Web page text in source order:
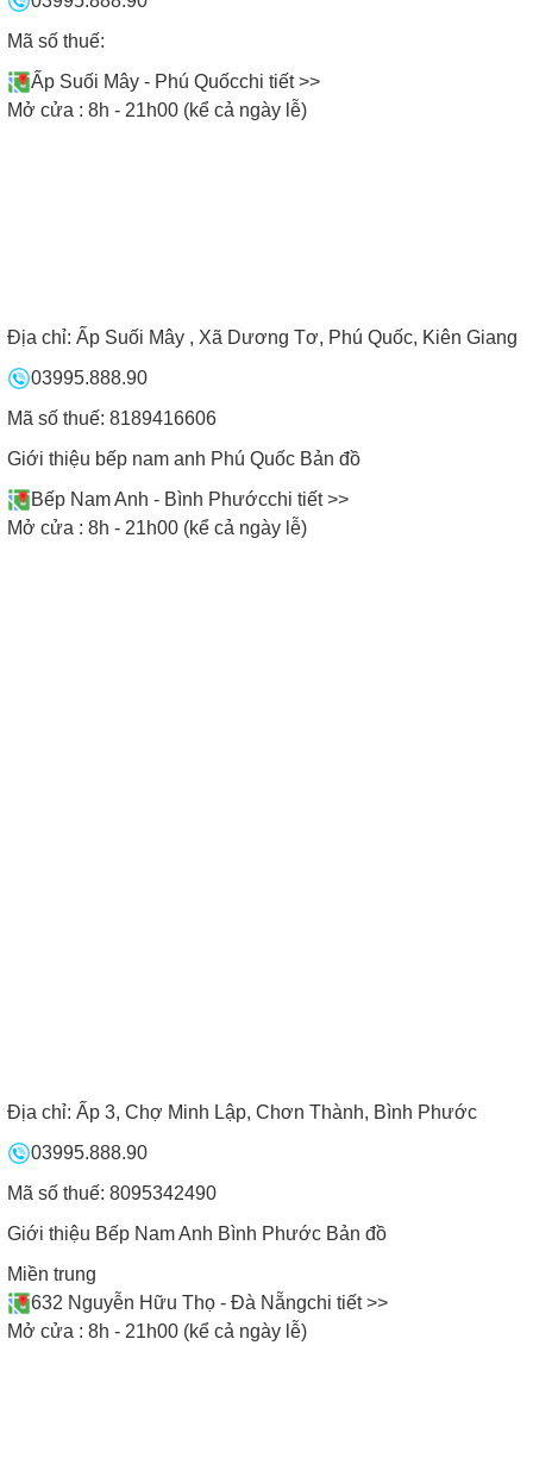
8 9 10 Xem thêm ❯
ANH ĐỂ ĐƯỢC TƯ VẤN
MIỀN BẮC:
09771.09773
Mã số thuế:
Ấp Suối Mây - Phú Quốcchi tiết >>
Mở cửa : 8h - 21h00 (kể cả ngày lễ)
Địa chỉ: Ấp Suối Mây , Xã Dương Tơ, Phú Quốc, Kiên Giang
03995.888.90
Mã số thuế: 8189416606
Giới thiệu bếp nam anh Phú Quốc Bản đồ
Bếp Nam Anh - Bình Phướcchi tiết >>
Mở cửa : 8h - 21h00 (kể cả ngày lễ)
Địa chỉ: Ấp 3, Chợ Minh Lập, Chơn Thành, Bình Phước
03995.888.90
Mã số thuế: 8095342490
Giới thiệu Bếp Nam Anh Bình Phước Bản đồ
Miền trung
632 Nguyễn Hữu Thọ - Đà Nẵngchi tiết >>
Mở cửa : 8h - 21h00 (kể cả ngày lễ)